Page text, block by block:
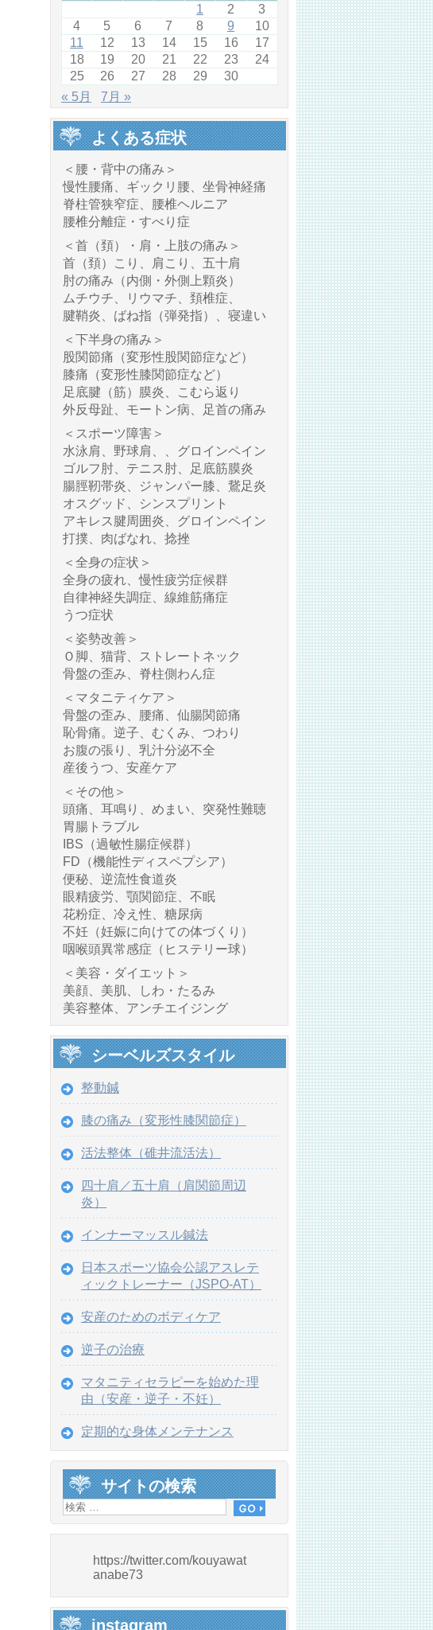
1
2
3
4
5 6 7 8 9
10
11
12 13 14 15 16
17
18
19 20 21 22 23
24
25
26 27 28 29
30
« 5月
7月 »
よくある症状
＜腰・背中の痛み＞
慢性腰痛、ギックリ腰、坐骨神経痛
脊柱管狭窄症、腰椎ヘルニア
腰椎分離症・すべり症
＜首（頚）・肩・上肢の痛み＞
首（頚）こり、肩こり、五十肩
肘の痛み（内側・外側上顆炎）
ムチウチ、リウマチ、頚椎症、
腱鞘炎、ばね指（弾発指）、寝違い
＜下半身の痛み＞
股関節痛（変形性股関節症など）
膝痛（変形性膝関節症など）
足底腱（筋）膜炎、こむら返り
外反母趾、モートン病、足首の痛み
＜スポーツ障害＞
水泳肩、野球肩、、グロインペイン
ゴルフ肘、テニス肘、足底筋膜炎
腸脛靭帯炎、ジャンパー膝、鵞足炎
オスグッド、シンスプリント
アキレス腱周囲炎、グロインペイン
打撲、肉ばなれ、捻挫
＜全身の症状＞
全身の疲れ、慢性疲労症候群
自律神経失調症、線維筋痛症
うつ症状
＜姿勢改善＞
Ｏ脚、猫背、ストレートネック
骨盤の歪み、脊柱側わん症
＜マタニティケア＞
骨盤の歪み、腰痛、仙腸関節痛
恥骨痛。逆子、むくみ、つわり
お腹の張り、乳汁分泌不全
産後うつ、安産ケア
＜その他＞
頭痛、耳鳴り、めまい、突発性難聴
胃腸トラブル
IBS（過敏性腸症候群）
FD（機能性ディスペプシア）
便秘、逆流性食道炎
眼精疲労、顎関節症、不眠
花粉症、冷え性、糖尿病
不妊（妊娠に向けての体づくり）
咽喉頭異常感症（ヒステリー球）
＜美容・ダイエット＞
美顔、美肌、しわ・たるみ
美容整体、アンチエイジング
シーベルズスタイル
整動鍼
膝の痛み（変形性膝関節症）
活法整体（碓井流活法）
四十肩／五十肩（肩関節周辺
炎）
インナーマッスル鍼法
日本スポーツ協会公認アスレテ
ィックトレーナー（JSPO-AT）
安産のためのボディケア
逆子の治療
マタニティセラピーを始めた理
由（安産・逆子・不妊）
定期的な身体メンテナンス
サイトの検索
https://twitter.com/kouyawat
anabe73
instagram